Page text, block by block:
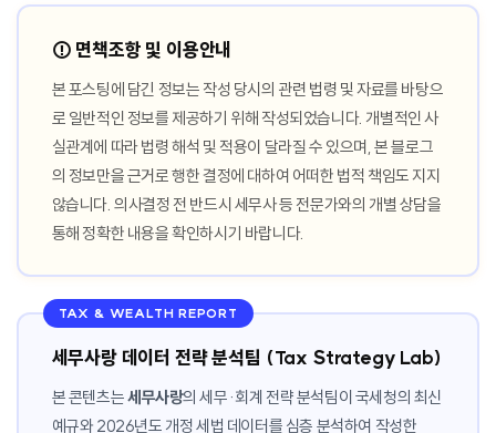
⚠️ 면책조항 및 이용안내
본 포스팅에 담긴 정보는 작성 당시의 관련 법령 및 자료를 바탕으
로 일반적인 정보를 제공하기 위해 작성되었습니다. 개별적인 사
실관계에 따라 법령 해석 및 적용이 달라질 수 있으며, 본 블로그
의 정보만을 근거로 행한 결정에 대하여 어떠한 법적 책임도 지지
않습니다. 의사결정 전 반드시 세무사 등 전문가와의 개별 상담을
통해 정확한 내용을 확인하시기 바랍니다.
TAX & WEALTH REPORT
세무사랑 데이터 전략 분석팀 (Tax Strategy Lab)
본 콘텐츠는세무사랑의 세무·회계 전략 분석팀이 국세청의 최신
예규와 2026년도 개정 세법 데이터를 심층 분석하여 작성한